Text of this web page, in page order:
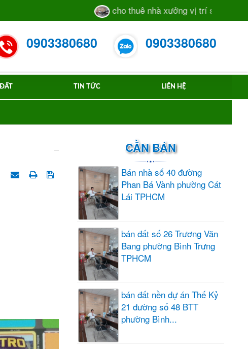
cho thuê nhà xưởng vị trí sát mặt tiền
0903380680 0903380680
TIN TỨC LIÊN HỆ
CẦN BÁN
Bán nhà số 40 đường
Phan Bá Vành phường Cát
Lái TPHCM
bán đất số 26 Trương Văn
Bang phường Bình Trưng
TPHCM
bán đất nền dự án Thế Kỷ
21 đường số 48 BTT
phường Bình...